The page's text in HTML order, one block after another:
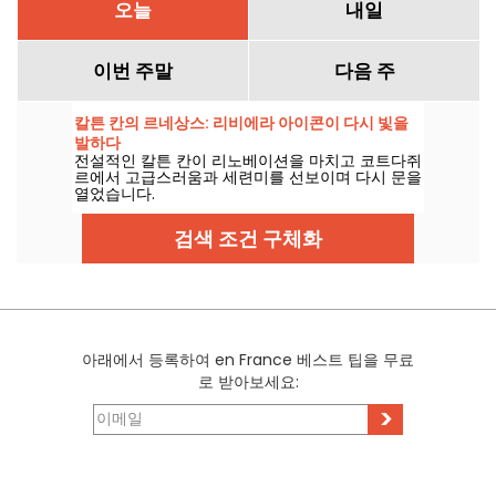
오늘 내일
이번 주말 다음 주
칼튼 칸의 르네상스: 리비에라 아이콘이 다시 빛을
발하다
전설적인 칼튼 칸이 리노베이션을 마치고 코트다쥐
르에서 고급스러움과 세련미를 선보이며 다시 문을
열었습니다.
검색 조건 구체화
아래에서 등록하여 en France 베스트 팁을 무료
로 받아보세요:
>